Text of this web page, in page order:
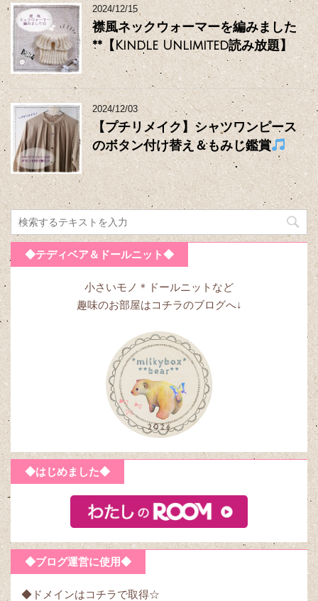
2024/12/15
襟風ネックウォーマーを編みました
**【Kindle Unlimited読み放題】
2024/12/03
【プチリメイク】シャツワンピース
のボタン付け替え＆もみじ鑑賞
◆テディベア＆ドールニット◆
小さいモノ＊ドールニットなど
趣味のお部屋はコチラのブログへ↓
◆はじめました◆
◆ブログ運営に使用◆
◆ドメインはコチラで取得☆